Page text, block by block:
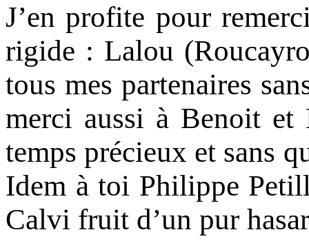
J’en profite pour
rigide : Lalou
tous mes partenaires
merci aussi à Benoit
temps précieux et sans
Idem à toi Philippe
Calvi fruit d’un pur